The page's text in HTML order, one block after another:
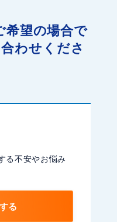
希望の場合で
わせくださ
る不安やお悩み
る